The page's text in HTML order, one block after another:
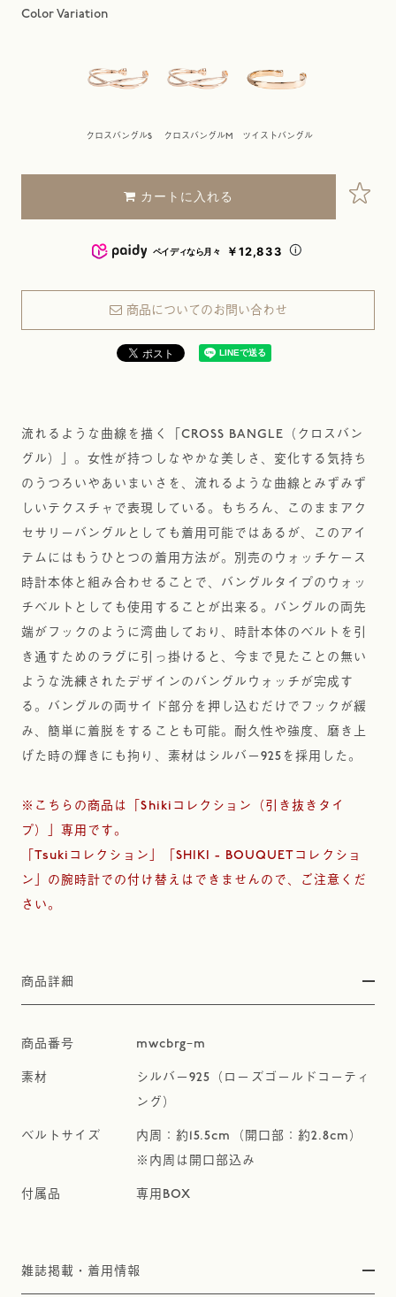
クロスバングルS クロスバングルM ツイストバングル
カートに入れる
ペイディなら月々 ￥12,833
商品についてのお問い合わせ
流れるような曲線を描く「CROSS BANGLE（クロスバン
グル）」。女性が持つしなやかな美しさ、変化する気持ち
のうつろいやあいまいさを、流れるような曲線とみずみず
しいテクスチャで表現している。もちろん、このままアク
セサリーバングルとしても着用可能ではあるが、このアイ
テムにはもうひとつの着用方法が。別売のウォッチケース
時計本体と組み合わせることで、バングルタイプのウォッ
チベルトとしても使用することが出来る。バングルの両先
端がフックのように湾曲しており、時計本体のベルトを引
き通すためのラグに引っ掛けると、今まで見たことの無い
ような洗練されたデザインのバングルウォッチが完成す
る。バングルの両サイド部分を押し込むだけでフックが緩
み、簡単に着脱をすることも可能。耐久性や強度、磨き上
げた時の輝きにも拘り、素材はシルバー925を採用した。
※こちらの商品は「Shikiコレクション（引き抜きタイ
プ）」専用です。
「Tsukiコレクション」「SHIKI - BOUQUETコレクショ
ン」の腕時計での付け替えはできませんので、ご注意くだ
さい。
商品詳細
mwcbrgｰm
シルバー925（ローズゴールドコーティ
ング）
内周：約15.5cm（開口部：約2.8cm）
※内周は開口部込み
専用BOX
雑誌掲載・着用情報